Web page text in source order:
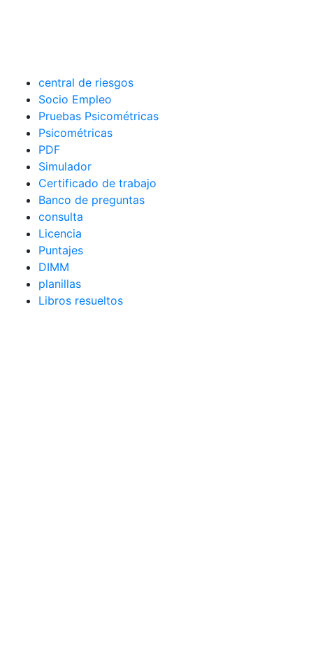
central de riesgos
Socio Empleo
Pruebas Psicométricas
Psicométricas
PDF
Simulador
Certificado de trabajo
Banco de preguntas
consulta
Licencia
Puntajes
DIMM
planillas
Libros resueltos